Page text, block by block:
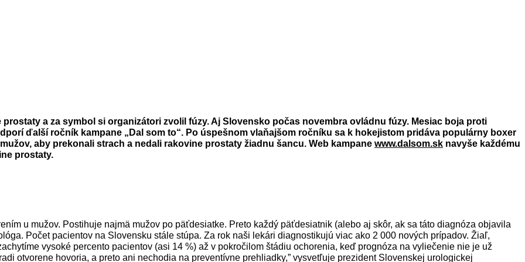
a za symbol si organizátori zvolil fúzy.Aj Slovensko počas novembra ovládnu fúzy. Mesiac boja proti
ďalší ročník kampane „Dal som to“. Po úspešnom vlaňajšom ročníku sa k hokejistom pridáva populárny boxer
aby prekonali strach a nedali rakovine prostaty žiadnu šancu. Web kampane www.dalsom.sk navyše každému
prostaty.
u mužov. Postihuje najmä mužov po päťdesiatke. Preto každý päťdesiatnik (alebo aj skôr, ak sa táto diagnóza objavila
Počet pacientov na Slovensku stále stúpa. Za rok naši lekári diagnostikujú viac ako 2 000 nových prípadov. Žiaľ,
vysoké percento pacientov (asi 14 %) až v pokročilom štádiu ochorenia, keď prognóza na vyliečenie nie je už
otvorene hovoria, a preto ani nechodia na preventívne prehliadky,” vysvetľuje prezident Slovenskej urologickej